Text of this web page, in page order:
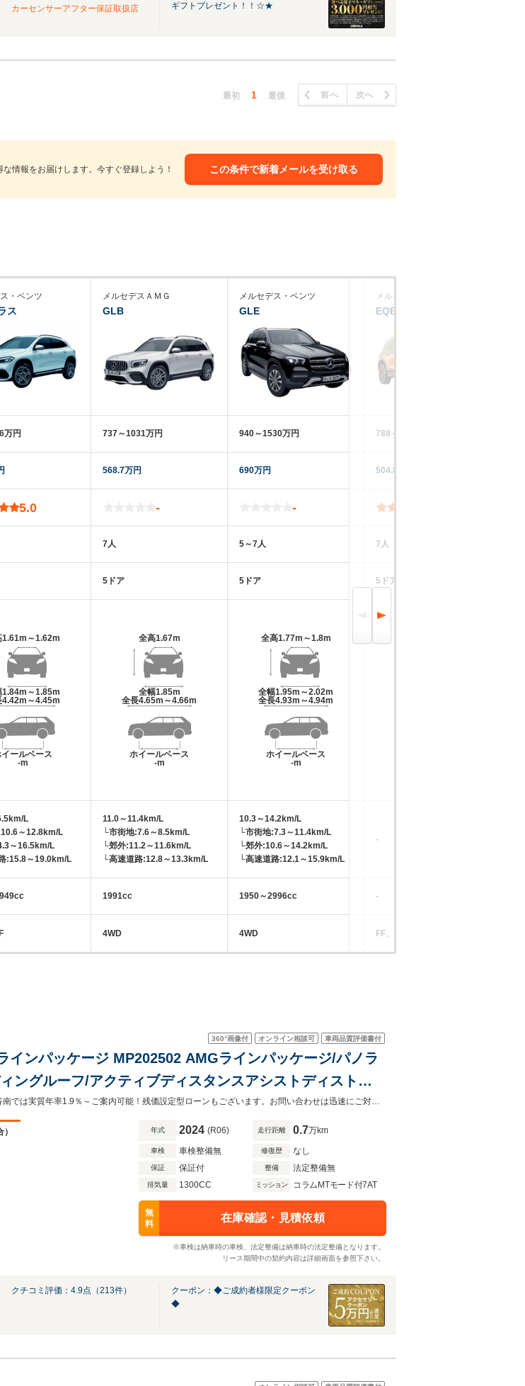
カーセンサーアフター保証取扱店
ギフトプレゼント！！☆★
最初 1 最後 前へ 次へ
情報をお届けします。今すぐ登録しよう！ この条件で新着メールを受け取る
・ベンツ
ス
万円
5.0
1.61m～1.62m
1.84m～1.85m
4.42m～4.45m
ールベース
-m
L
～12.8km/L
～16.5km/L
:15.8～19.0km/L
メルセデスＡＭＧ
GLB
737～1031万円
568.7万円
-
7人
5ドア
全高1.67m
全幅1.85m
全長4.65m～4.66m
ホイールベース
-m
11.0～11.4km/L
└市街地:7.6～8.5km/L
└郊外:11.2～11.6km/L
└高速道路:12.8～13.3km/L
1991cc
4WD
メルセデス・ベンツ
GLE
940～1530万円
690万円
-
5～7人
5ドア
全高1.77m～1.8m
全幅1.95m～2.02m
全長4.93m～4.94m
ホイールベース
-m
10.3～14.2km/L
└市街地:7.3～11.4km/L
└郊外:10.6～14.2km/L
└高速道路:12.1～15.9km/L
1950～2996cc
4WD
メルセデス・ベンツ
EQB
788～965.8万円
504.8万円
7人
5ドア
-
-
FF、4WD
360°画像付 オンライン相談可 車両品質評価書付
インパッケージ MP202502 AMGラインパッケージ/パノラ
ングルーフ/アクティブディスタンスアシストディストロ
手席シートヒーター/360度カメラ/純正ドライブレコーダ
イト64色
メルセデス・ベンツ世田谷南では実質年率1.9％～ご案内可能！残価設定型ローンもございます。お問い合わせは迅速にご対応致します。
年式 2024 (R06) 走行距離 0.7万km
車検 車検整備無 修復歴 なし
保証 保証付 整備 法定整備無
排気量 1300CC ミッション コラムMTモード付7AT
無
料
在庫確認・見積依頼
※車検は納車時の車検、法定整備は納車時の法定整備となります。
リース期間中の契約内容は詳細画面を参照下さい。
クチコミ評価： 4.9点（213件）
クーポン：◆ご成約者様限定クーポン
◆